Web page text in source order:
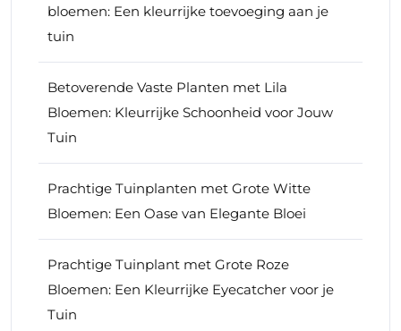
bloemen: Een kleurrijke toevoeging aan je
tuin
Betoverende Vaste Planten met Lila
Bloemen: Kleurrijke Schoonheid voor Jouw
Tuin
Prachtige Tuinplanten met Grote Witte
Bloemen: Een Oase van Elegante Bloei
Prachtige Tuinplant met Grote Roze
Bloemen: Een Kleurrijke Eyecatcher voor je
Tuin